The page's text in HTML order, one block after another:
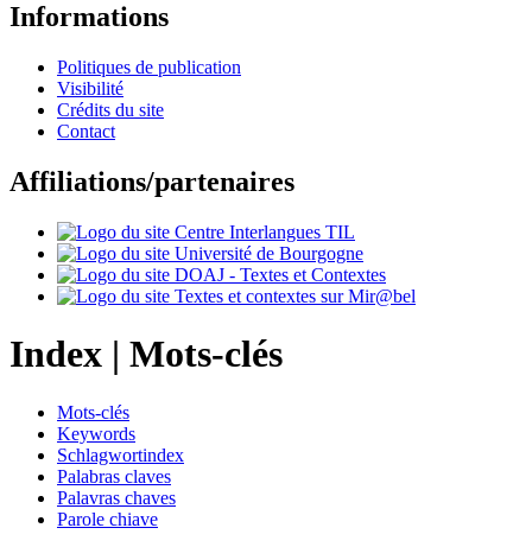
Informations
Politiques de publication
Visibilité
Crédits du site
Contact
Affiliations/partenaires
Index | Mots-clés
Mots-clés
Keywords
Schlagwortindex
Palabras claves
Palavras chaves
Parole chiave